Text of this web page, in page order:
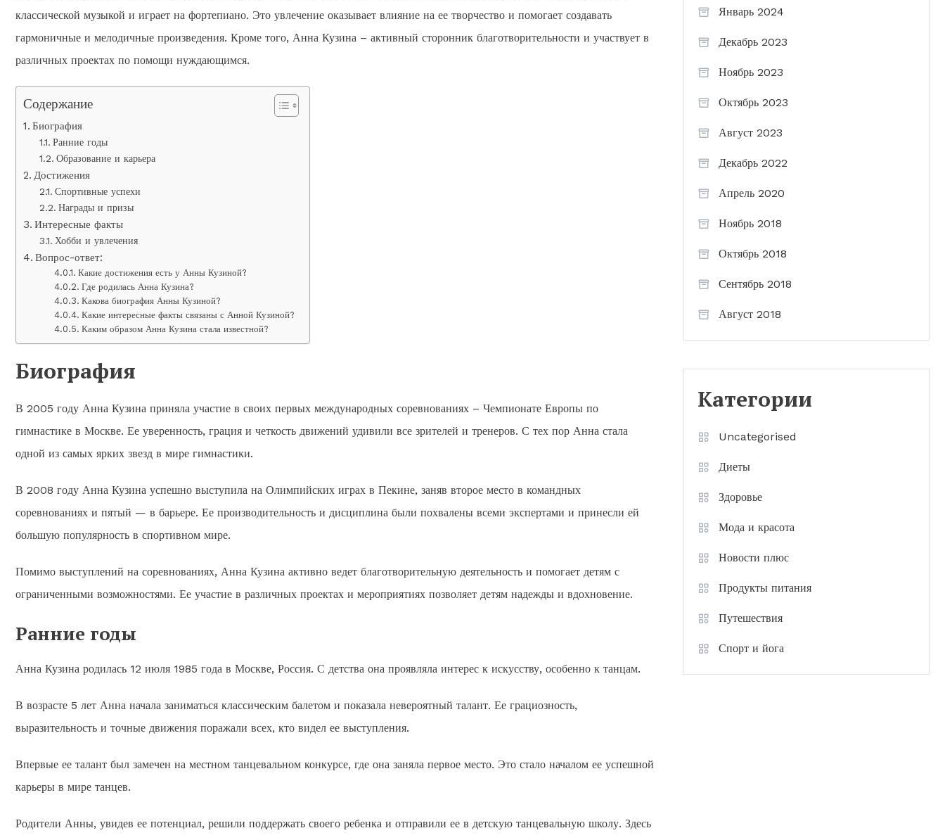
классической музыкой и играет на фортепиано. Это увлечение оказывает влияние на ее творчество и помогает создавать
гармоничные и мелодичные произведения. Кроме того, Анна Кузина – активный сторонник благотворительности и участвует в
различных проектах по помощи нуждающимся.
Содержание
Биография
Ранние годы
Образование и карьера
Достижения
Спортивные успехи
Награды и призы
Интересные факты
Хобби и увлечения
Вопрос-ответ:
Какие достижения есть у Анны Кузиной?
Где родилась Анна Кузина?
Какова биография Анны Кузиной?
Какие интересные факты связаны с Анной Кузиной?
Каким образом Анна Кузина стала известной?
Биография
В 2005 году Анна Кузина приняла участие в своих первых международных соревнованиях – Чемпионате Европы по
гимнастике в Москве. Ее уверенность, грация и четкость движений удивили все зрителей и тренеров. С тех пор Анна стала
одной из самых ярких звезд в мире гимнастики.
В 2008 году Анна Кузина успешно выступила на Олимпийских играх в Пекине, заняв второе место в командных
соревнованиях и пятый — в барьере. Ее производительность и дисциплина были похвалены всеми экспертами и принесли ей
большую популярность в спортивном мире.
Помимо выступлений на соревнованиях, Анна Кузина активно ведет благотворительную деятельность и помогает детям с
ограниченными возможностями. Ее участие в различных проектах и мероприятиях позволяет детям надежды и вдохновение.
Ранние годы
Анна Кузина родилась 12 июля 1985 года в Москве, Россия. С детства она проявляла интерес к искусству, особенно к танцам.
В возрасте 5 лет Анна начала заниматься классическим балетом и показала невероятный талант. Ее грациозность,
выразительность и точные движения поражали всех, кто видел ее выступления.
Впервые ее талант был замечен на местном танцевальном конкурсе, где она заняла первое место. Это стало началом ее успешной
карьеры в мире танцев.
Родители Анны, увидев ее потенциал, решили поддержать своего ребенка и отправили ее в детскую танцевальную школу. Здесь
Январь 2024
Декабрь 2023
Ноябрь 2023
Октябрь 2023
Август 2023
Декабрь 2022
Апрель 2020
Ноябрь 2018
Октябрь 2018
Сентябрь 2018
Август 2018
Категории
Uncategorised
Диеты
Здоровье
Мода и красота
Новости плюс
Продукты питания
Путешествия
Спорт и йога